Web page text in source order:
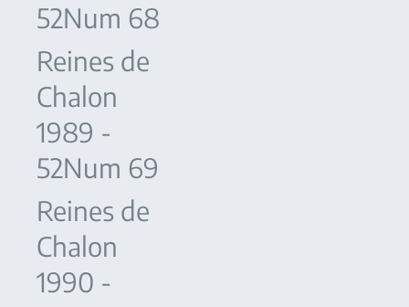
52Num 68
Reines de
Chalon
1989 -
52Num 69
Reines de
Chalon
1990 -